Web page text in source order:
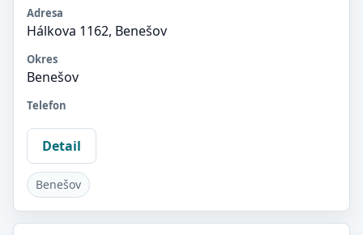
Adresa
Hálkova 1162, Benešov
Okres
Benešov
Telefon
Detail
Benešov